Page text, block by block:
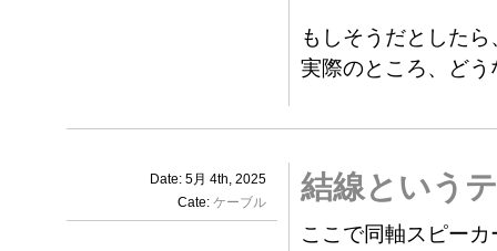
もしそうだとした
実際のところ、ど
Date: 5月 4th, 2025
Cate: ケーブル 結線という
ここで同軸スピー